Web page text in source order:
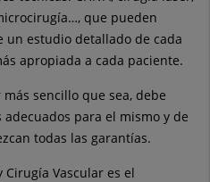
que pueden
un estudio detallado de cada
apropiada a cada paciente.
sencillo que sea, debe
para el mismo y de
todas las garantías.
Cirugía Vascular es el